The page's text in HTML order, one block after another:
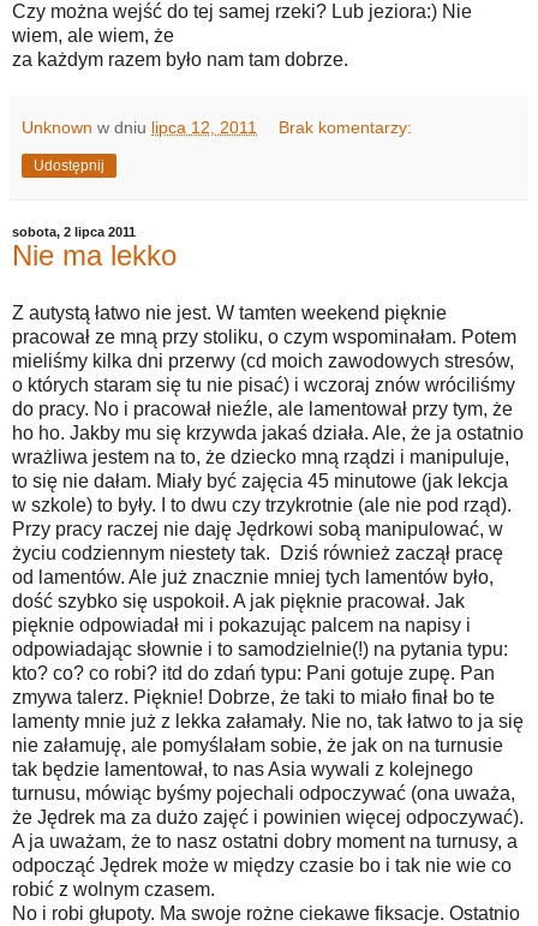
Czy można wejść do tej samej rzeki? Lub jeziora:) Nie
wiem, ale wiem, że
za każdym razem było nam tam dobrze.
Unknown w dniu lipca 12, 2011 Brak komentarzy:
Udostępnij
sobota, 2 lipca 2011
Nie ma lekko
Z autystą łatwo nie jest. W tamten weekend pięknie
pracował ze mną przy stoliku, o czym wspominałam. Potem
mieliśmy kilka dni przerwy (cd moich zawodowych stresów,
o których staram się tu nie pisać) i wczoraj znów wróciliśmy
do pracy. No i pracował nieźle, ale lamentował przy tym, że
ho ho. Jakby mu się krzywda jakaś działa. Ale, że ja ostatnio
wrażliwa jestem na to, że dziecko mną rządzi i manipuluje,
to się nie dałam. Miały być zajęcia 45 minutowe (jak lekcja
w szkole) to były. I to dwu czy trzykrotnie (ale nie pod rząd).
Przy pracy raczej nie daję Jędrkowi sobą manipulować, w
życiu codziennym niestety tak. Dziś również zaczął pracę
od lamentów. Ale już znacznie mniej tych lamentów było,
dość szybko się uspokoił. A jak pięknie pracował. Jak
pięknie odpowiadał mi i pokazując palcem na napisy i
odpowiadając słownie i to samodzielnie(!) na pytania typu:
kto? co? co robi? itd do zdań typu: Pani gotuje zupę. Pan
zmywa talerz. Pięknie! Dobrze, że taki to miało finał bo te
lamenty mnie już z lekka załamały. Nie no, tak łatwo to ja się
nie załamuję, ale pomyślałam sobie, że jak on na turnusie
tak będzie lamentował, to nas Asia wywali z kolejnego
turnusu, mówiąc byśmy pojechali odpoczywać (ona uważa,
że Jędrek ma za dużo zajęć i powinien więcej odpoczywać).
A ja uważam, że to nasz ostatni dobry moment na turnusy, a
odpocząć Jędrek może w między czasie bo i tak nie wie co
robić z wolnym czasem.
No i robi głupoty. Ma swoje rożne ciekawe fiksacje. Ostatnio